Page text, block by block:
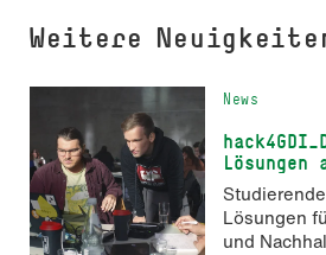
Weitere
News
Lösungen
Lösungen
und